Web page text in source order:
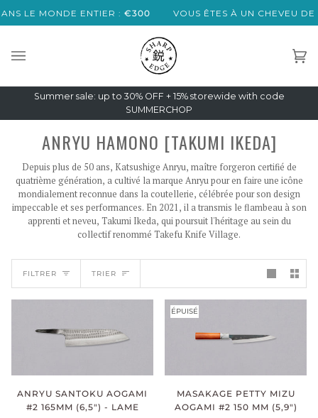
au
LE MONDE ENTIER : €300 VOUS ÊTES À UN CHEVEU DE
Summer sale: up to 30% OFF + 15% storewide with code
SUMMERCHOP
ANRYU HAMONO [TAKUMI IKEDA]
Depuis plus de 50 ans, Katsushige Anryu, maître forgeron certifié de
quatrième génération, a cultivé la marque Anryu pour en faire une icône
mondialement reconnue dans la coutellerie, célébrée pour son design
impeccable et ses performances. En 2021, il a transmis le flambeau à son
apprenti et neveu, Takumi Ikeda, qui poursuit l'héritage au sein du
collectif renommé Takefu Knife Village.
FILTRER TRIER
TRIER
ANRYU SANTOKU AOGAMI
#2 165MM (6,5") - LAME
ÉPUISÉ
MASAKAGE PETTY MIZU
AOGAMI #2 150 MM (5,9")